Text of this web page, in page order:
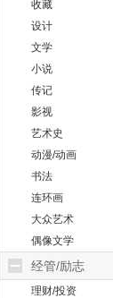
收藏
设计
文学
小说
传记
影视
艺术史
动漫/动画
书法
连环画
大众艺术
偶像文学
经管/励志
理财/投资